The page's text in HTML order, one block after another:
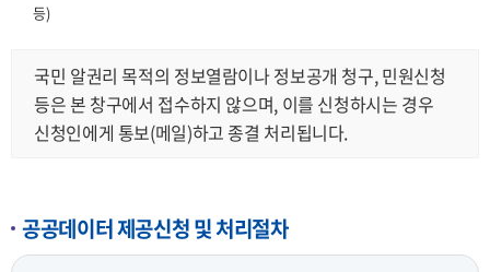
등)
국민 알권리 목적의 정보열람이나 정보공개 청구, 민원신청
등은 본 창구에서 접수하지 않으며, 이를 신청하시는 경우
신청인에게 통보(메일)하고 종결 처리됩니다.
공공데이터 제공신청 및 처리절차